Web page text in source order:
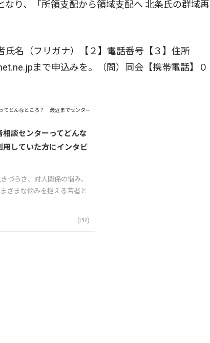
り、「所領支配から領域支配へ 北条氏の群域再
名（フリガナ）【２】電話番号【３】住所
まで申込みを。（問）同会【携帯電話】０
談センターってどんな
していた方にインタビ
づらさ、対人関係の悩み、
ざまな悩みを抱える若者と
(PR)